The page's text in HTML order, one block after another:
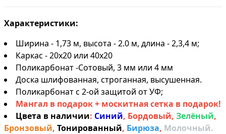
Характеристики:
Ширина - 1,73 м, высота - 2.0 м, длина - 2,3,4 м;
Каркас - 20х20 или 40х20
Поликарбонат -Сотовый, 3 мм или 4 мм
Доска шлифованная, строганная, высушенная.
Поликарбонат с 2-ой защитой от УФ;
Мангал в подарок + москитная сетка в подарок!
Цвета в наличии: Синий, Бордовый, Зелёный,
Бронзовый, Тонированный, Бирюза, Молочный.